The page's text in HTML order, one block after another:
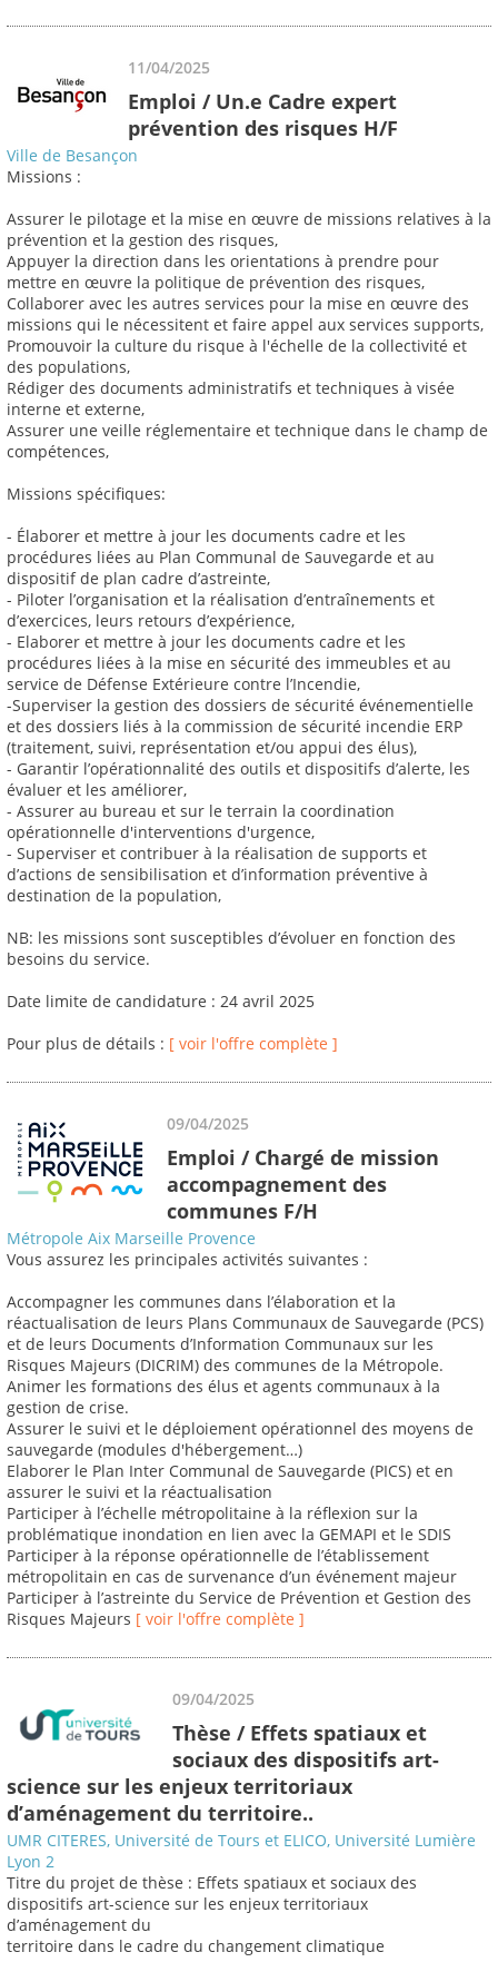
11/04/2025
Emploi / Un.e Cadre expert
prévention des risques H/F
Ville de Besançon
Missions :
Assurer le pilotage et la mise en œuvre de missions relatives à la
prévention et la gestion des risques,
Appuyer la direction dans les orientations à prendre pour
mettre en œuvre la politique de prévention des risques,
Collaborer avec les autres services pour la mise en œuvre des
missions qui le nécessitent et faire appel aux services supports,
Promouvoir la culture du risque à l'échelle de la collectivité et
des populations,
Rédiger des documents administratifs et techniques à visée
interne et externe,
Assurer une veille réglementaire et technique dans le champ de
compétences,
Missions spécifiques:
- Élaborer et mettre à jour les documents cadre et les
procédures liées au Plan Communal de Sauvegarde et au
dispositif de plan cadre d’astreinte,
- Piloter l’organisation et la réalisation d’entraînements et
d’exercices, leurs retours d’expérience,
- Elaborer et mettre à jour les documents cadre et les
procédures liées à la mise en sécurité des immeubles et au
service de Défense Extérieure contre l’Incendie,
-Superviser la gestion des dossiers de sécurité événementielle
et des dossiers liés à la commission de sécurité incendie ERP
(traitement, suivi, représentation et/ou appui des élus),
- Garantir l’opérationnalité des outils et dispositifs d’alerte, les
évaluer et les améliorer,
- Assurer au bureau et sur le terrain la coordination
opérationnelle d'interventions d'urgence,
- Superviser et contribuer à la réalisation de supports et
d’actions de sensibilisation et d’information préventive à
destination de la population,
NB: les missions sont susceptibles d’évoluer en fonction des
besoins du service.
Date limite de candidature : 24 avril 2025
Pour plus de détails : [ voir l'offre complète ]
09/04/2025
Emploi / Chargé de mission
accompagnement des
communes F/H
Métropole Aix Marseille Provence
Vous assurez les principales activités suivantes :
Accompagner les communes dans l’élaboration et la
réactualisation de leurs Plans Communaux de Sauvegarde (PCS)
et de leurs Documents d’Information Communaux sur les
Risques Majeurs (DICRIM) des communes de la Métropole.
Animer les formations des élus et agents communaux à la
gestion de crise.
Assurer le suivi et le déploiement opérationnel des moyens de
sauvegarde (modules d'hébergement…)
Elaborer le Plan Inter Communal de Sauvegarde (PICS) et en
assurer le suivi et la réactualisation
Participer à l’échelle métropolitaine à la réflexion sur la
problématique inondation en lien avec la GEMAPI et le SDIS
Participer à la réponse opérationnelle de l’établissement
métropolitain en cas de survenance d’un événement majeur
Participer à l’astreinte du Service de Prévention et Gestion des
Risques Majeurs [ voir l'offre complète ]
09/04/2025
Thèse / Effets spatiaux et
sociaux des dispositifs art-
science sur les enjeux territoriaux
d’aménagement du territoire..
UMR CITERES, Université de Tours et ELICO, Université Lumière
Lyon 2
Titre du projet de thèse : Effets spatiaux et sociaux des
dispositifs art-science sur les enjeux territoriaux
d’aménagement du
territoire dans le cadre du changement climatique